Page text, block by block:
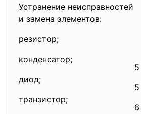
Устранение неисправностей
и замена элементов:
резистор;
конденсатор;
диод;
транзистор;
5
5
6